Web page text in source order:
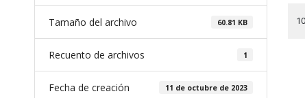
Tamaño del archivo 60.81 KB
Recuento de archivos 1
Fecha de creación 11 de octubre de 2023